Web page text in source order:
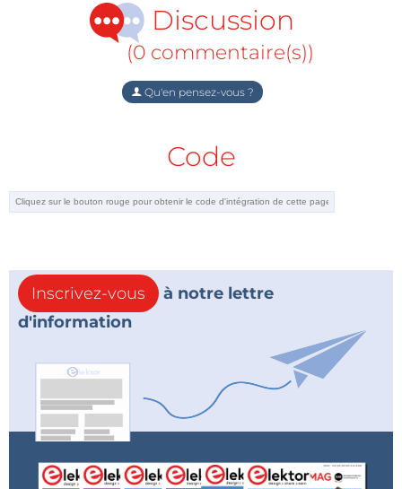
pour les fabricants de satellites. Ce produit tient les
promesses du GaN et permet d'obtenir la taille, le
poids, la puissance et le coût que recherchent les
équipementiers. »
Microchip existant, qui comprend des amplificateurs
bruit et des modules frontaux Wi-Fi en technologie
des transistors d’amplificateur final de systèmes
radar.
Microchip, ainsi que ses partenaires distributeurs,
fournit une assistance à la conception de cartes tirant
parti de ces dispositifs. La société propose également
permettent aux clients de modéliser plus facilement
Discussion
(0 commentaire(s))
Qu'en pensez-vous ?
Code
Inscrivez-vous
à notre lettre
d'information